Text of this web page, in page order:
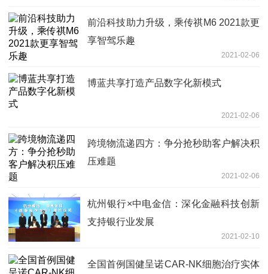
前沿科技助力升级，乘传祺M6 2021款更
享智驾乐趣
2021-02-06
博蓝共享打造产品数字化新模式
2021-02-06
跨境物流递四方：争分抢秒助客户解决积
压难题
2021-02-06
杭州银行×中电金信：深化金融科技创新
支持银行业发展
2021-02-10
全国首例国健呈诺CAR-NK细胞治疗实体